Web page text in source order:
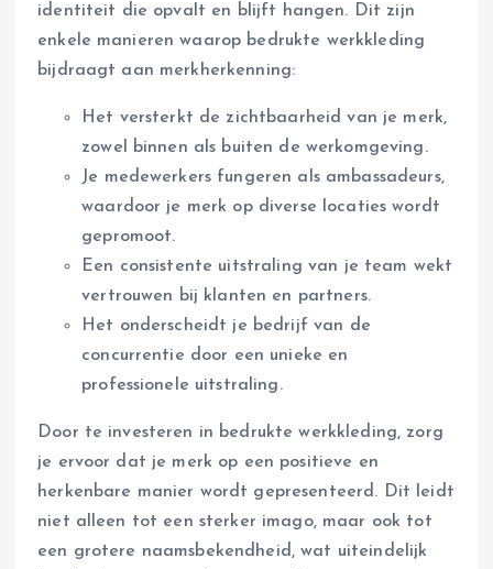
identiteit die opvalt en blijft hangen. Dit zijn
enkele manieren waarop bedrukte werkkleding
bijdraagt aan merkherkenning:
Het versterkt de zichtbaarheid van je merk,
zowel binnen als buiten de werkomgeving.
Je medewerkers fungeren als ambassadeurs,
waardoor je merk op diverse locaties wordt
gepromoot.
Een consistente uitstraling van je team wekt
vertrouwen bij klanten en partners.
Het onderscheidt je bedrijf van de
concurrentie door een unieke en
professionele uitstraling.
Door te investeren in bedrukte werkkleding, zorg
je ervoor dat je merk op een positieve en
herkenbare manier wordt gepresenteerd. Dit leidt
niet alleen tot een sterker imago, maar ook tot
een grotere naamsbekendheid, wat uiteindelijk